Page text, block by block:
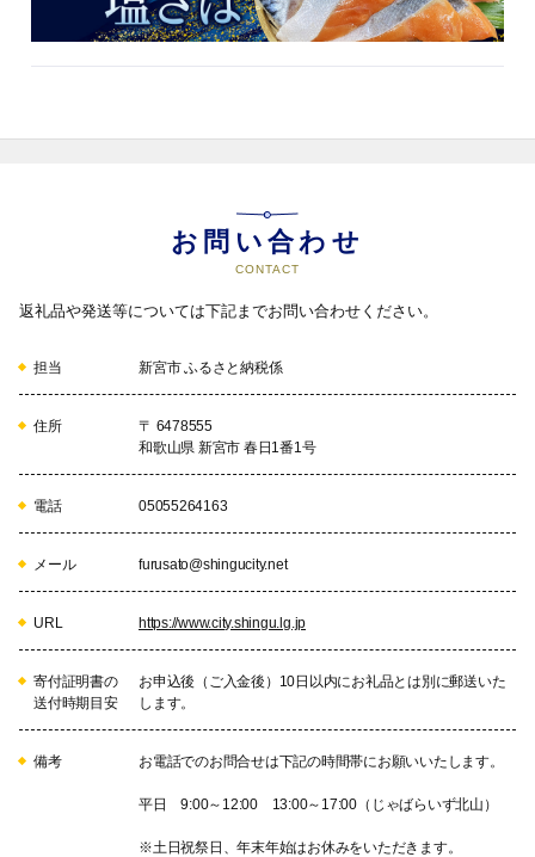
お問い合わせ
CONTACT
返礼品や発送等については下記までお問い合わせください。
担当 新宮市 ふるさと納税係
住所
〒 6478555
和歌山県 新宮市 春日1番1号
電話 05055264163
メール furusato@shingucity.net
URL https://www.city.shingu.lg.jp
寄付証明書の
送付時期目安
お申込後（ご入金後）10日以内にお礼品とは別に郵送いた
します。
備考 お電話でのお問合せは下記の時間帯にお願いいたします。
平日 9:00～12:00 13:00～17:00（じゃばらいず北山）
※土日祝祭日、年末年始はお休みをいただきます。